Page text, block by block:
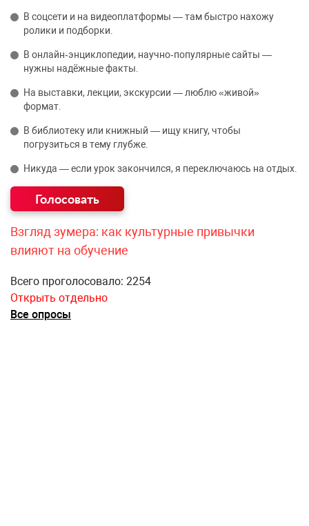
В соцсети и на видеоплатформы — там быстро нахожу
ролики и подборки.
В онлайн‑энциклопедии, научно‑популярные сайты —
нужны надёжные факты.
На выставки, лекции, экскурсии — люблю «живой»
формат.
В библиотеку или книжный — ищу книгу, чтобы
погрузиться в тему глубже.
Никуда — если урок закончился, я переключаюсь на отдых.
Взгляд зумера: как культурные привычки
влияют на обучение
Всего проголосовало: 2254
Открыть отдельно
Все опросы